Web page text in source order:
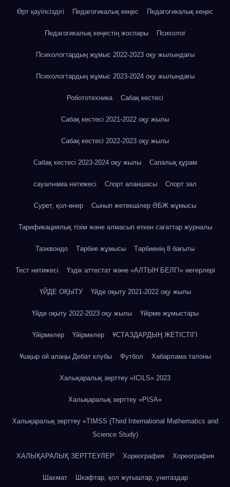
Өрт қауіпсіздігі Педагогикалық кеңес Педагогикалық кеңес
Педагогикалық кеңестің жоспары Психолог
Психологтардың жұмыс 2022-2023 оқу жылындағы
Психологтардың жұмыс 2023-2024 оқу жылындағы
Робототехника Сабақ кестесі
Сабақ кестесі 2021-2022 оқу жылы
Сабақ кестесі 2022-2023 оқу жылы
Сабақ кестесі 2023-2024 оқу жылы Сапалық құрам
сауалнама нәтижесі Спорт аланшасы Спорт зал
Сурет, қол-өнер Сынып жетекшілер ӘБЖ жұмысы
Тарификациялық тізім және алмасып өткен сағаттар журналы
Таэквондо Тәрбие жұмысы Тәрбиенің 8 бағыты
Тест нәтижесі Үздік аттестат және «АЛТЫН БЕЛГІ» иегерлері
ҮЙДЕ ОҚЫТУ Үйде оқыту 2021-2022 оқу жылы
Үйде оқыту 2022-2023 оқу жылы Үйірме жұмыстары
Үйірмелер Үйірмелер ҰСТАЗДАРДЫҢ ЖЕТІСТІГІ
Ұшқыр ой алаңы Дебат клубы Футбол Хабарлама талоны
Халықаралық зерттеу «IСILS» 2023
Халықаралық зерттеу «PISA»
Халықаралық зерттеу «TIMSS (Third International Mathematics and
Science Study)
ХАЛЫҚАРАЛЫҚ ЗЕРТТЕУЛЕР Хореография Хореография
Шахмат Шкафтар, қол жуғыштар, унитаздар